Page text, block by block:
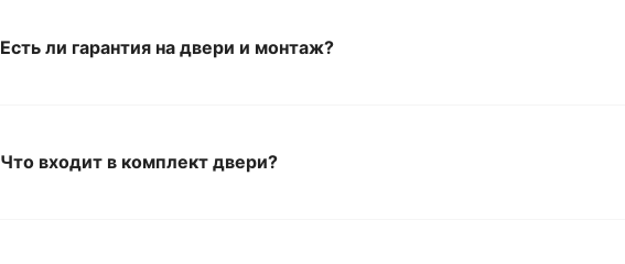
Есть ли гарантия на двери и монтаж?
Что входит в комплект двери?